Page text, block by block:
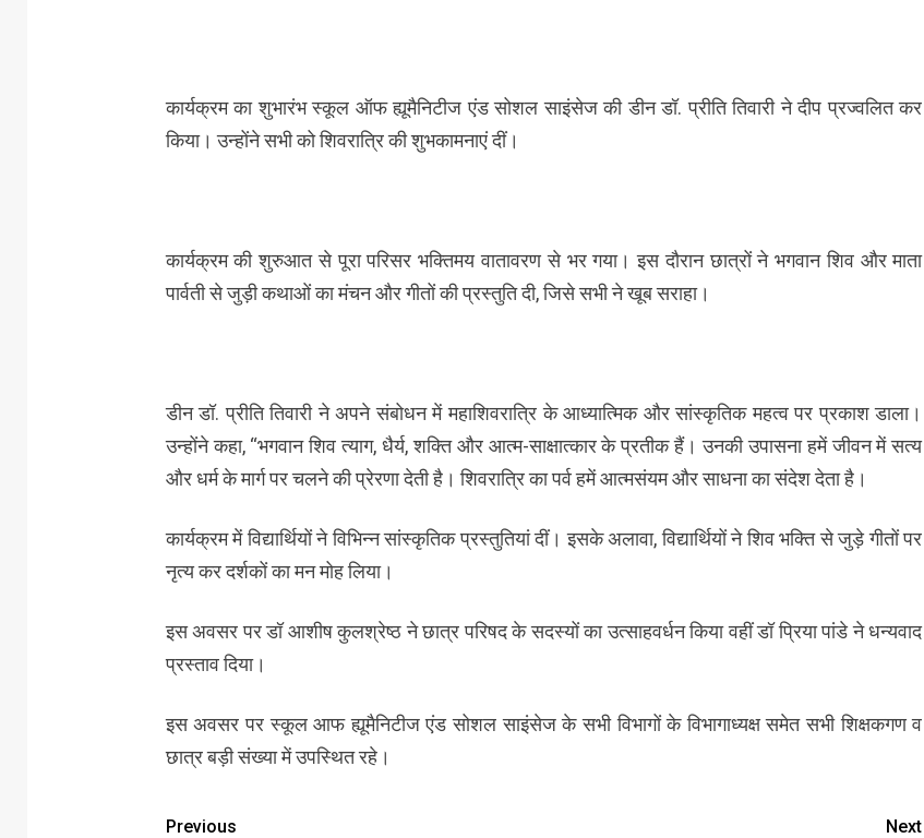
कार्यक्रम का शुभारंभ स्कूल ऑफ ह्यूमैनिटीज एंड सोशल साइंसेज की डीन डॉ. प्रीति तिवारी ने दीप प्रज्वलित कर
किया। उन्होंने सभी को शिवरात्रि की शुभकामनाएं दीं।
कार्यक्रम की शुरुआत से पूरा परिसर भक्तिमय वातावरण से भर गया। इस दौरान छात्रों ने भगवान शिव और माता
पार्वती से जुड़ी कथाओं का मंचन और गीतों की प्रस्तुति दी, जिसे सभी ने खूब सराहा।
डीन डॉ. प्रीति तिवारी ने अपने संबोधन में महाशिवरात्रि के आध्यात्मिक और सांस्कृतिक महत्व पर प्रकाश डाला।
उन्होंने कहा, “भगवान शिव त्याग, धैर्य, शक्ति और आत्म-साक्षात्कार के प्रतीक हैं। उनकी उपासना हमें जीवन में सत्य
और धर्म के मार्ग पर चलने की प्रेरणा देती है। शिवरात्रि का पर्व हमें आत्मसंयम और साधना का संदेश देता है।
कार्यक्रम में विद्यार्थियों ने विभिन्न सांस्कृतिक प्रस्तुतियां दीं। इसके अलावा, विद्यार्थियों ने शिव भक्ति से जुड़े गीतों पर
नृत्य कर दर्शकों का मन मोह लिया।
इस अवसर पर डॉ आशीष कुलश्रेष्ठ ने छात्र परिषद के सदस्यों का उत्साहवर्धन किया वहीं डॉ प्रिया पांडे ने धन्यवाद
प्रस्ताव दिया।
इस अवसर पर स्कूल आफ ह्यूमैनिटीज एंड सोशल साइंसेज के सभी विभागों के विभागाध्यक्ष समेत सभी शिक्षकगण व
छात्र बड़ी संख्या में उपस्थित रहे।
Previous
Next